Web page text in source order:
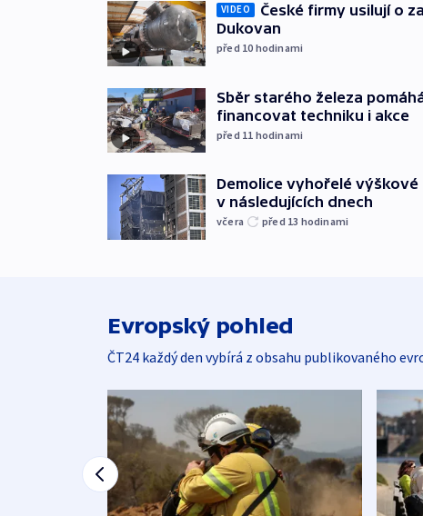
VIDEO
České firmy usilují o
Dukovan
před 10 hodinami
Sběr starého železa
financovat techniku i akce
před 11 hodinami
Demolice vyhořelé
v následujících dnech
včera před 13 hodinami
Evropský pohled
ČT24 každý den vybírá z obsahu publikovaného